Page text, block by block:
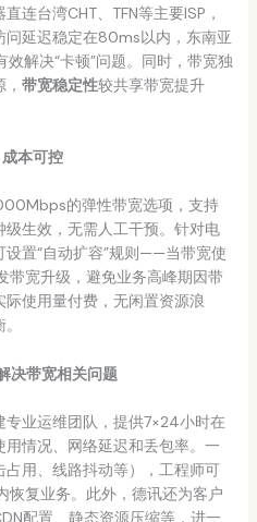
连台湾CHT、TFN等主要ISP，
问延迟稳定在80ms以内，东南亚
解决“卡顿”问题。同时，带宽独
带宽稳定性较共享带宽提升
本可控
的弹性带宽选项，支持
生效，无需人工干预。针对电
置“自动扩容”规则——当带宽使
宽升级，避免业务高峰期因带
使用量付费，无闲置资源浪
决带宽相关问题
业运维团队，提供7×24小时在
情况、网络延迟和丢包率。一
用、线路抖动等），工程师可
恢复业务。此外，德讯还为客户
配置、静态资源压缩等，进一